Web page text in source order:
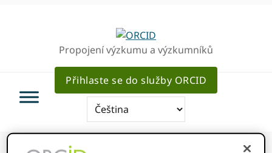
Propojení výzkumu a výzkumníků
Přihlaste se do služby ORCID